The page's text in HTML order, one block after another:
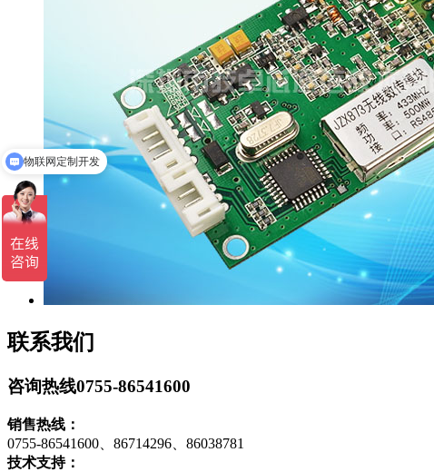
联系我们
咨询热线0755-86541600
销售热线：
0755-86541600、86714296、86038781
技术支持：
物联网定制开发
无线模块等